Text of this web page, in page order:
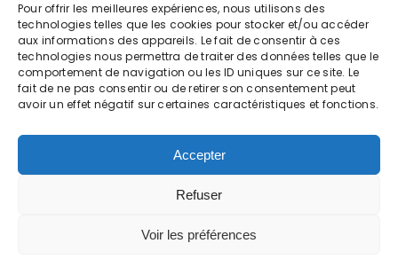
Pour offrir les meilleures expériences, nous utilisons des
technologies telles que les cookies pour stocker et/ou accéder
aux informations des appareils. Le fait de consentir à ces
technologies nous permettra de traiter des données telles que le
comportement de navigation ou les ID uniques sur ce site. Le
fait de ne pas consentir ou de retirer son consentement peut
avoir un effet négatif sur certaines caractéristiques et fonctions.
Accepter
Refuser
Voir les préférences
Envoyer
Informations légales
Politique de cookies (UE)
tous droits réservés